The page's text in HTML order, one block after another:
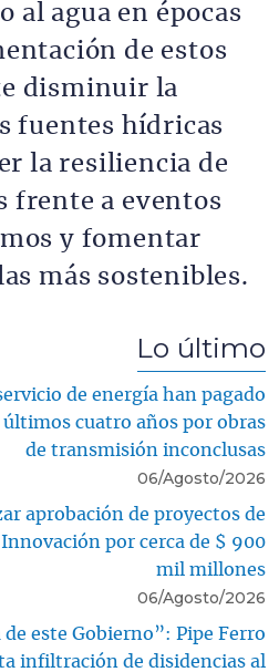
al agua en épocas
de estos
disminuir la
fuentes hídricas
la resiliencia de
frente a eventos
y fomentar
más sostenibles.
Lo último
de energía han pagado
cuatro años por obras
de transmisión inconclusas
06/Agosto/2026
aprobación de proyectos de
por cerca de $ 900
mil millones
06/Agosto/2026
de este Gobierno”: Pipe Ferro
infiltración de disidencias al